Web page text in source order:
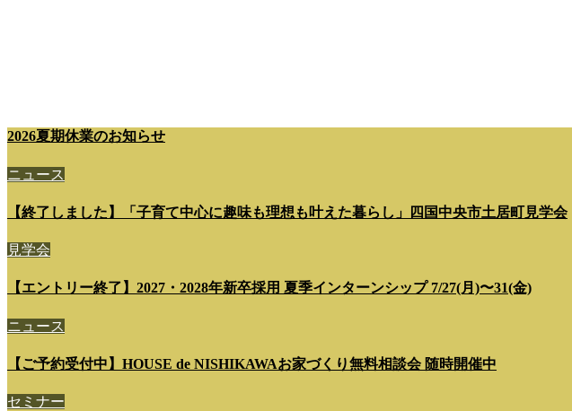
2026夏期休業のお知らせ
ニュース
【終了しました】「子育て中心に趣味も理想も叶えた暮らし」四国中央市土居町見学会
見学会
【エントリー終了】2027・2028年新卒採用 夏季インターンシップ 7/27(月)〜31(金)
ニュース
【ご予約受付中】HOUSE de NISHIKAWAお家づくり無料相談会 随時開催中
セミナー